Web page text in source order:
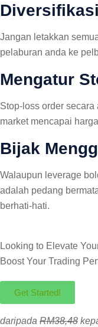
Diversifikasi
Jangan letakkan
pelaburan anda ke
Mengatur
Stop-loss order
market mencapai
Bijak
Walaupun leverage
adalah pedang
berhati-hati.
Looking to Elevate
Boost Your Trading
Get Started!
daripada RM38,48